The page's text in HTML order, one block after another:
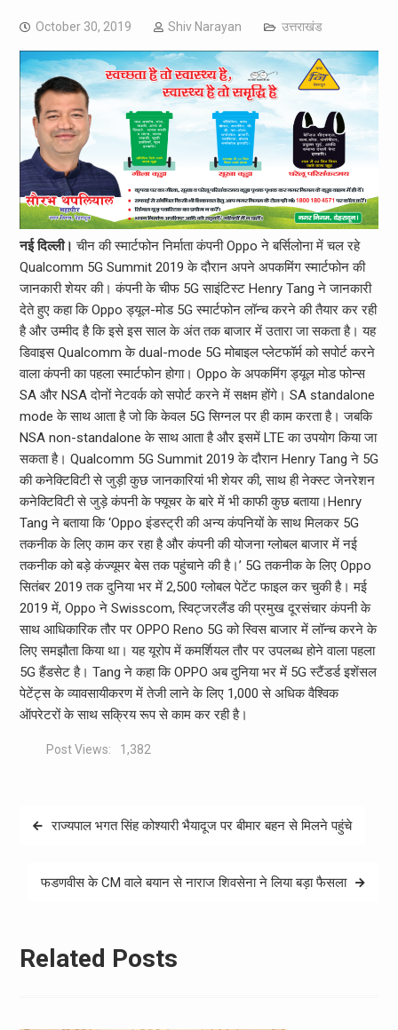
October 30, 2019 Shiv Narayan उत्तराखंड
नई दिल्ली। चीन की स्मार्टफोन निर्माता कंपनी Oppo ने बर्सिलोना में चल रहे
Qualcomm 5G Summit 2019 के दौरान अपने अपकमिंग स्मार्टफोन की
जानकारी शेयर की। कंपनी के चीफ 5G साइंटिस्ट Henry Tang ने जानकारी
देते हुए कहा कि Oppo ड्यूल-मोड 5G स्मार्टफोन लॉन्च करने की तैयार कर रही
है और उम्मीद है कि इसे इस साल के अंत तक बाजार में उतारा जा सकता है। यह
डिवाइस Qualcomm के dual-mode 5G मोबाइल प्लेटफॉर्म को सपोर्ट करने
वाला कंपनी का पहला स्मार्टफोन होगा। Oppo के अपकमिंग ड्यूल मोड फोन्स
SA और NSA दोनों नेटवर्क को सपोर्ट करने में सक्षम होंगे। SA standalone
mode के साथ आता है जो कि केवल 5G सिग्नल पर ही काम करता है। जबकि
NSA non-standalone के साथ आता है और इसमें LTE का उपयोग किया जा
सकता है। Qualcomm 5G Summit 2019 के दौरान Henry Tang ने 5G
की कनेक्टिविटी से जुड़ी कुछ जानकारियां भी शेयर की, साथ ही नेक्स्ट जेनरेशन
कनेक्टिविटी से जुड़े कंपनी के फ्यूचर के बारे में भी काफी कुछ बताया।Henry
Tang ने बताया कि ‘Oppo इंडस्ट्री की अन्य कंपनियों के साथ मिलकर 5G
तकनीक के लिए काम कर रहा है और कंपनी की योजना ग्लोबल बाजार में नई
तकनीक को बड़े कंज्यूमर बेस तक पहुंचाने की है।’ 5G तकनीक के लिए Oppo
सितंबर 2019 तक दुनिया भर में 2,500 ग्लोबल पेटेंट फाइल कर चुकी है। मई
2019 में, Oppo ने Swisscom, स्विट्जरलैंड की प्रमुख दूरसंचार कंपनी के
साथ आधिकारिक तौर पर OPPO Reno 5G को स्विस बाजार में लॉन्च करने के
लिए समझौता किया था। यह यूरोप में कमर्शियल तौर पर उपलब्ध होने वाला पहला
5G हैंडसेट है। Tang ने कहा कि OPPO अब दुनिया भर में 5G स्टैंडर्ड इशेंसल
पेटेंट्स के व्यावसायीकरण में तेजी लाने के लिए 1,000 से अधिक वैश्विक
ऑपरेटरों के साथ सक्रिय रूप से काम कर रही है।
Post Views: 1,382
Postराज्यपाल भगत सिंह कोश्यारी भैयादूज पर बीमार बहन से मिलने पहुंचे
फडणवीस के CM वाले बयान से नाराज शिवसेना ने लिया बड़ा फैसला
Related Posts